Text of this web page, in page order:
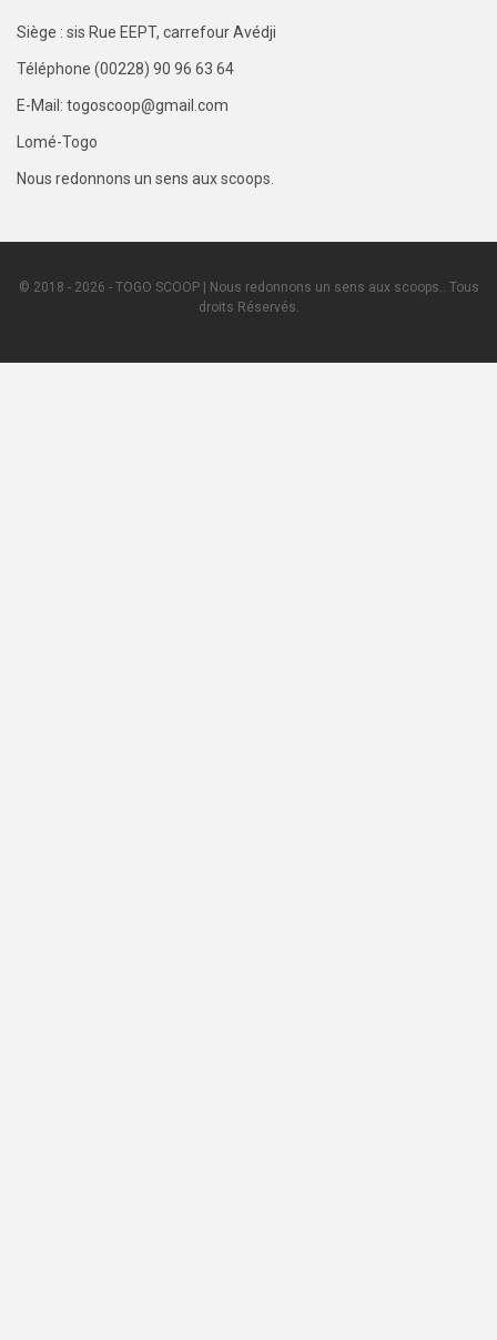
Siège : sis Rue EEPT, carrefour Avédji
Téléphone (00228) 90 96 63 64
E-Mail: togoscoop@gmail.com
Lomé-Togo
Nous redonnons un sens aux scoops.
© 2018 - 2026 - TOGO SCOOP | Nous redonnons un sens aux scoops.. Tous
droits Réservés.